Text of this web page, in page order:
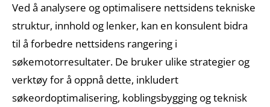
Gartit
Creative
Kontakt oss
Ved å analysere og optimalisere nettsidens tekniske
struktur, innhold og lenker, kan en konsulent bidra
til å forbedre nettsidens rangering i
søkemotorresultater. De bruker ulike strategier og
verktøy for å oppnå dette, inkludert
søkeordoptimalisering, koblingsbygging og teknisk